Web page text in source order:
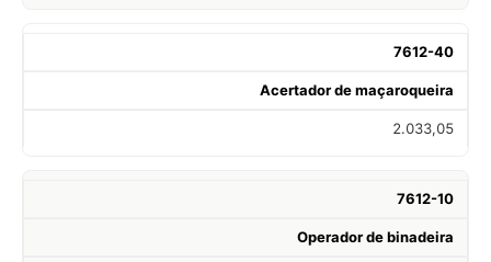
7612-40
Acertador de maçaroqueira
2.033,05
7612-10
Operador de binadeira